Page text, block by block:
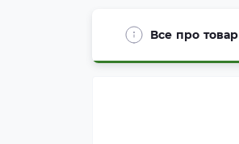
Все про товар